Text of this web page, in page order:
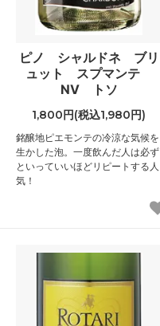
ピノ シャルドネ ブリ
ュット スプマンテ
NV トソ
1,800円(税込1,980円)
銘醸地ピエモンテの冷涼な気候を
生かした泡。一度飲んだ人は必ず
といっていいほどリピートする人
気！